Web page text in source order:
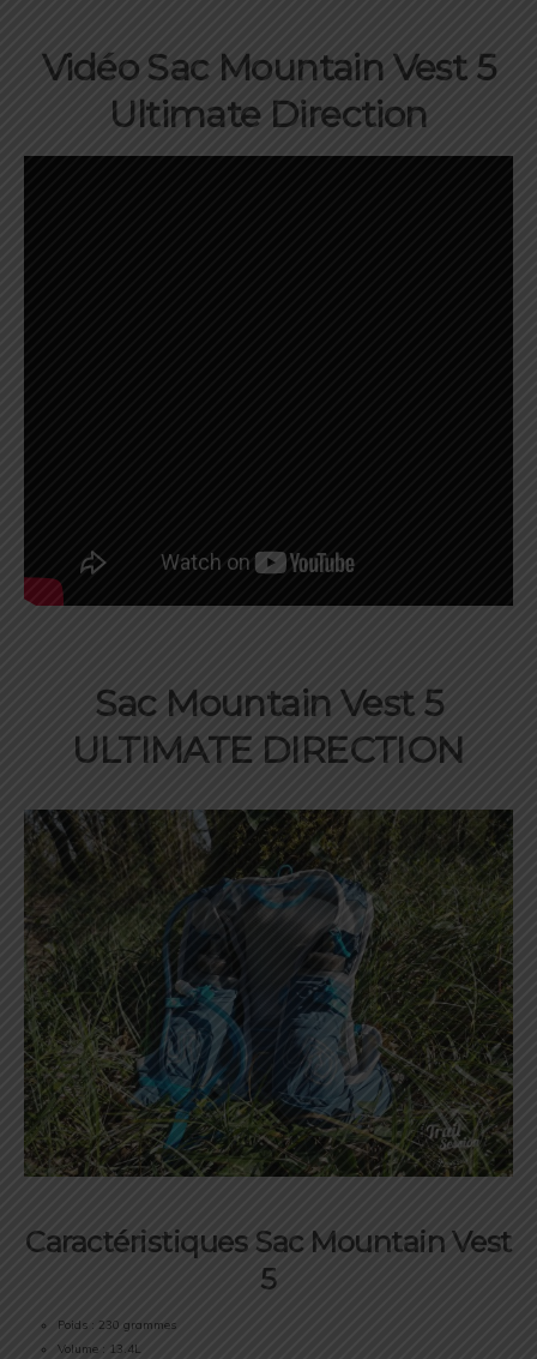
Vidéo Sac Mountain Vest 5
Ultimate Direction
Sac Mountain Vest 5
ULTIMATE DIRECTION
Caractéristiques Sac Mountain Vest
5
Poids : 230 grammes
Volume : 13.4L